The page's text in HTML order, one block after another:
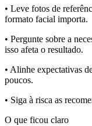
• Leve fotos de
formato facial importa.
• Pergunte sobre a
isso afeta o resultado.
• Alinhe expectativas
poucos.
• Siga à risca as
O que ficou claro